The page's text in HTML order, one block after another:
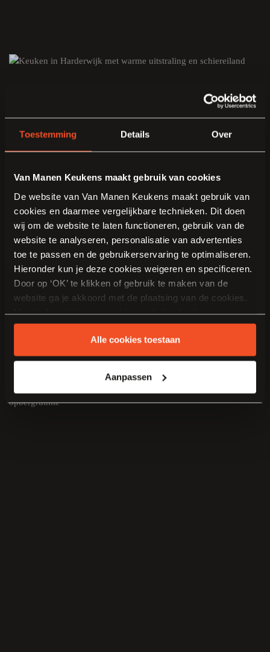
Toestemming Details Over
Van Manen Keukens maakt gebruik van cookies
De website van Van Manen Keukens maakt gebruik van
cookies en daarmee vergelijkbare technieken. Dit doen
wij om de website te laten functioneren, gebruik van de
website te analyseren, personalisatie van advertenties
toe te passen en de gebruikerservaring te optimaliseren.
Hieronder kun je deze cookies weigeren en specificeren.
Door op ‘OK’ te klikken of gebruik te maken van de
website ga je akkoord met de plaatsing van de cookies.
Meer informatie over cookies en het gebruik van
persoonsgegevens door Van Manen Keukens vind je
Alle cookies toestaan
Aanpassen